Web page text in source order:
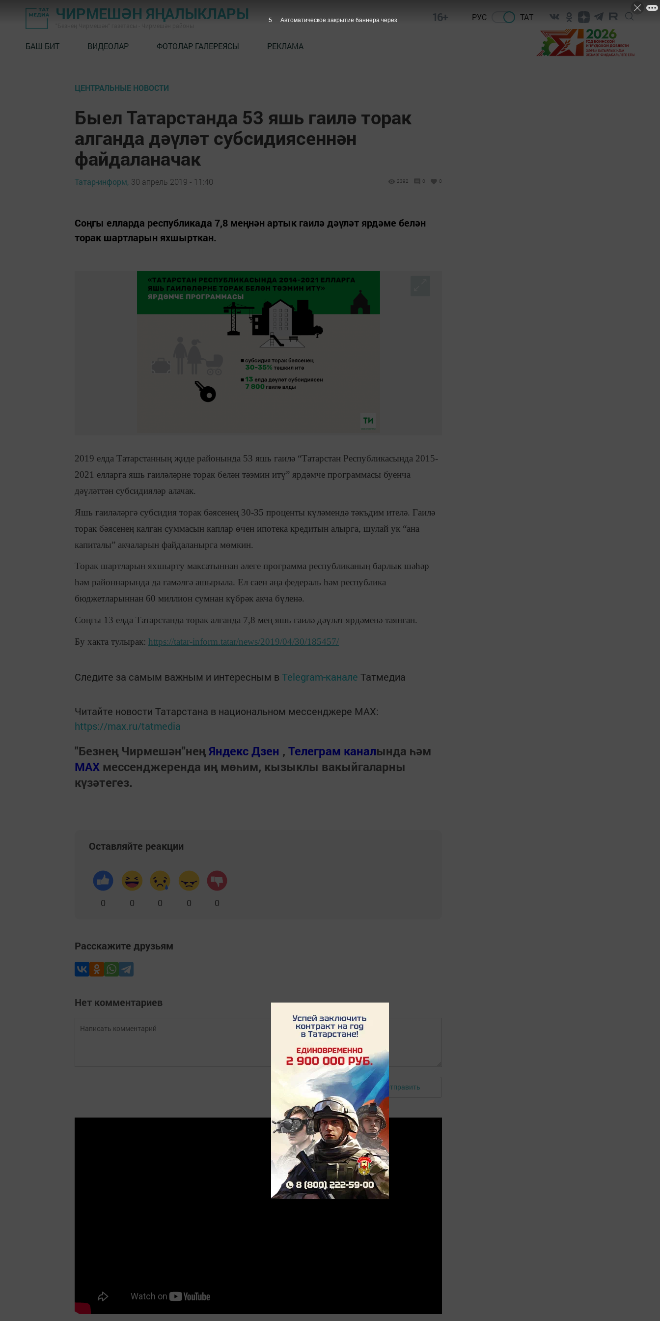
ЧИРМЕШӘН ЯҢАЛЫКЛАРЫ 16+ РУС ТАТ
БАШ БИТ ВИДЕОЛАР ФОТОЛАР ГАЛЕРЕЯСЫ РЕКЛАМА
ЦЕНТРАЛЬНЫЕ НОВОСТИ
Быел Татарстанда 53 яшь гаилә торак
алганда дәүләт субсидиясеннән
файдаланачак
Татар-информ, 30 апрель 2019 - 11:40 2392 0 0
Соңгы елларда республикада 7,8 меңнән артык гаилә дәүләт ярдәме белән
торак шартларын яхшырткан.
2019 елда Татарстанның җиде районында 53 яшь гаилә “Татарстан Республикасында 2015-
2021 елларга яшь гаиләләрне торак белән тәэмин итү” ярдәмче программасы буенча
дәүләттән субсидияләр алачак.
Яшь гаиләләргә субсидия торак бәясенең 30-35 проценты күләмендә тәкъдим ителә. Гаилә
торак бәясенең калган суммасын каплар өчен ипотека кредитын алырга, шулай ук “ана
капиталы” акчаларын файдаланырга мөмкин.
Торак шартларын яхшырту максатыннан әлеге программа республиканың барлык шәһәр
һәм районнарында да гамәлгә ашырыла. Ел саен аңа федераль һәм республика
бюджетларыннан 60 миллион сумнан күбрәк акча бүленә.
Соңгы 13 елда Татарстанда торак алганда 7,8 мең яшь гаилә дәүләт ярдәменә таянган.
Бу хакта тулырак: https://tatar-inform.tatar/news/2019/04/30/185457/
Следите за самым важным и интересным в Telegram-канале Татмедиа
Читайте новости Татарстана в национальном мессенджере MАХ:
https://max.ru/tatmedia
"Безнең Чирмешән"неңЯндекс Дзен , Телеграм каналында һәм
МАХ мессенджеренда иң мөһим, кызыклы вакыйгаларны
күзәтегез.
Оставляйте реакции
0 0 0 0 0
Расскажите друзьям
Нет комментариев
Авторизоваться Отправить
4 Автоматическое закрытие баннера через